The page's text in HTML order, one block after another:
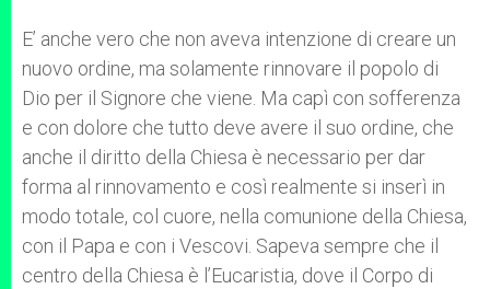
E’ anche vero che non aveva intenzione di creare un
nuovo ordine, ma solamente rinnovare il popolo di
Dio per il Signore che viene. Ma capì con sofferenza
e con dolore che tutto deve avere il suo ordine, che
anche il diritto della Chiesa è necessario per dar
forma al rinnovamento e così realmente si inserì in
modo totale, col cuore, nella comunione della Chiesa,
con il Papa e con i Vescovi. Sapeva sempre che il
centro della Chiesa è l’Eucaristia, dove il Corpo di